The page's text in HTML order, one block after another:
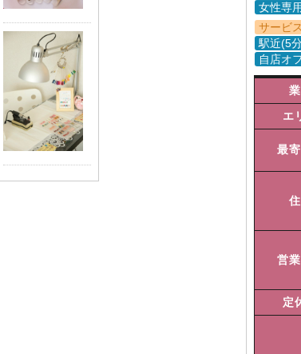
女性専用
サービス
駅近(5
自店オ
エ
最
営
定